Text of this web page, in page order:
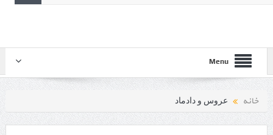
Menu
خانه عروس و دادماد